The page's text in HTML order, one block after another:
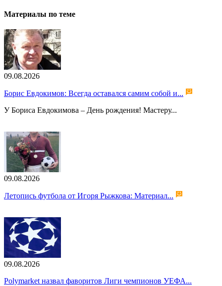
Материалы по теме
09.08.2026
Борис Евдокимов: Всегда оставался самим собой и...
У Бориса Евдокимова – День рождения! Мастеру...
09.08.2026
Летопись футбола от Игоря Рыжкова: Материал...
09.08.2026
Polymarket назвал фаворитов Лиги чемпионов УЕФА...